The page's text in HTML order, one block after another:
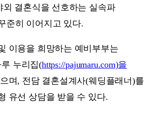
외 결혼식을 선호하는 실속파
준히 이어지고 있다.
이용을 희망하는 예비부부는
누리집(https://pajumaru.com)을
며, 전담 결혼설계사(웨딩플래너)를
유선 상담을 받을 수 있다.